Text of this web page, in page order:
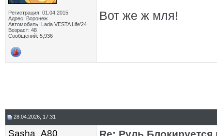
Регистрация: 01.04.2015
Адрес: Воронеж
Автомобиль: Lada VESTA Life'24
Возраст: 48
Сообщений: 5,936
Вот же ж мля!
28.04.2026, 17:31
Sasha_A80